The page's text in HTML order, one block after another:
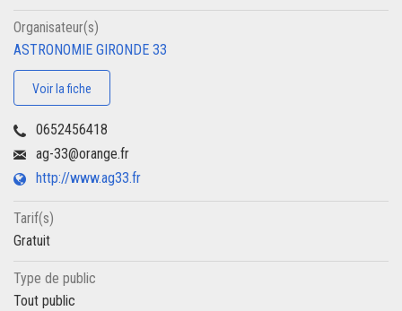
Organisateur(s)
ASTRONOMIE GIRONDE 33
Voir la fiche
0652456418
ag-33@orange.fr
http://www.ag33.fr
Tarif(s)
Gratuit
Type de public
Tout public